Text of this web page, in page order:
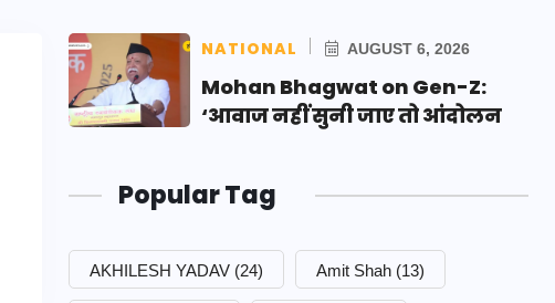
NATIONAL AUGUST 6, 2026
Mohan Bhagwat on Gen-Z:
‘आवाज नहीं सुनी जाए तो आंदोलन
Popular Tag
AKHILESH YADAV (24) Amit Shah (13)